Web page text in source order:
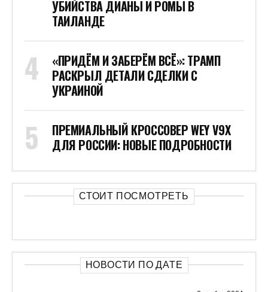
УБИЙСТВА ДИАНЫ И РОМЫ В
ТАИЛАНДЕ
«ПРИДЁМ И ЗАБЕРЁМ ВСЁ»: ТРАМП
РАСКРЫЛ ДЕТАЛИ СДЕЛКИ С
УКРАИНОЙ
ПРЕМИАЛЬНЫЙ КРОССОВЕР WEY V9X
ДЛЯ РОССИИ: НОВЫЕ ПОДРОБНОСТИ
СТОИТ ПОСМОТРЕТЬ
НОВОСТИ ПО ДАТЕ